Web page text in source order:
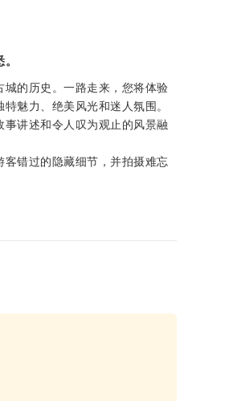
的历史。一路走来，您将体验
魅力、绝美风光和迷人氛围。
讲述和令人叹为观止的风景融
错过的隐藏细节，并拍摄难忘